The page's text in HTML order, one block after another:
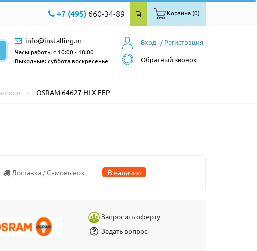
+7 (495) 660-34-89 Корзина (0)
Вход / Регистрация
Обратный звонок
info@installing.ru
Часы работы с 10:00 - 18:00
Выходные: суббота воскресенье
OSRAM 64627 HLX EFP
Доставка / Самовывоз В наличии
Запросить оферту
Задать вопрос